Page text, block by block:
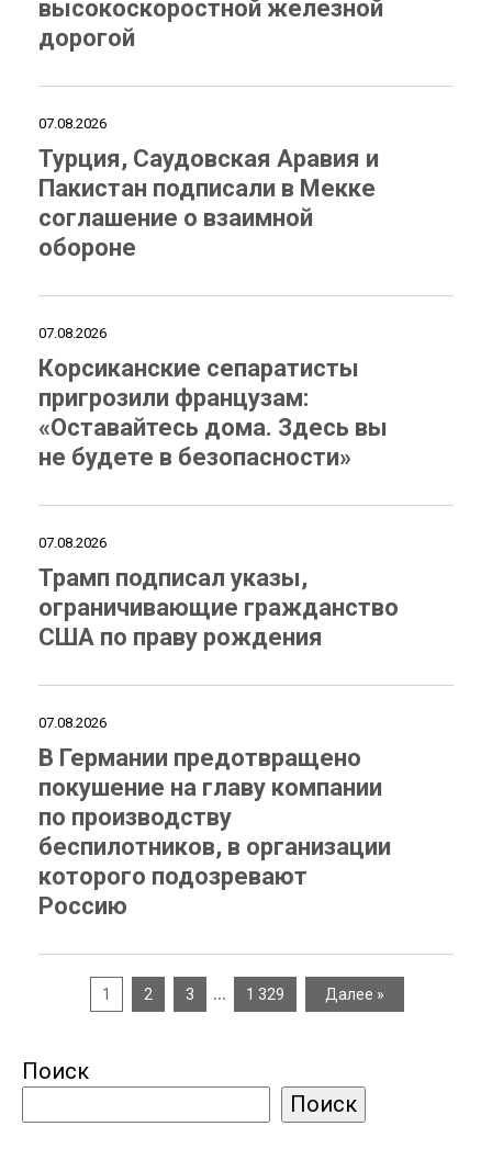
высокоскоростной железной
дорогой
07.08.2026
Турция, Саудовская Аравия и
Пакистан подписали в Мекке
соглашение о взаимной
обороне
07.08.2026
Корсиканские сепаратисты
пригрозили французам:
«Оставайтесь дома. Здесь вы
не будете в безопасности»
07.08.2026
Трамп подписал указы,
ограничивающие гражданство
США по праву рождения
07.08.2026
В Германии предотвращено
покушение на главу компании
по производству
беспилотников, в организации
которого подозревают
Россию
1 2 3 … 1 329 Далее »
Поиск
Поиск